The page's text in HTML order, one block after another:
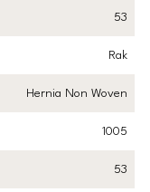
53
Rak
Hernia Non Woven
1005
53